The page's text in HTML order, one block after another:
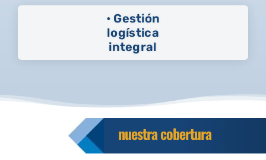
• Gestión
logística
integral
nuestra cobertura